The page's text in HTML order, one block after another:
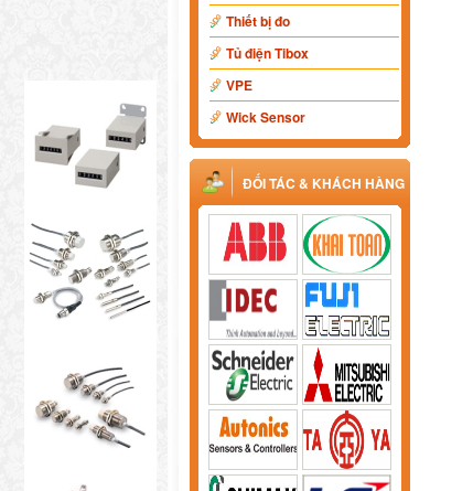
Thiết bị đo
Tủ điện Tibox
VPE
Wick Sensor
ĐỐI TÁC & KHÁCH HÀNG